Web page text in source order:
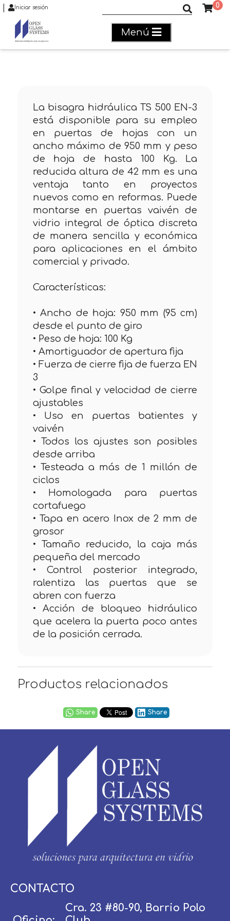
Iniciar sesión 0
Menú
La bisagra hidráulica TS 500 EN-3
está disponible para su empleo
en puertas de hojas con un
ancho máximo de 950 mm y peso
de hoja de hasta 100 Kg. La
reducida altura de 42 mm es una
ventaja tanto en proyectos
nuevos como en reformas. Puede
montarse en puertas vaivén de
vidrio integral de óptica discreta
de manera sencilla y económica
para aplicaciones en el ámbito
comercial y privado.
Características:
• Ancho de hoja: 950 mm (95 cm)
desde el punto de giro
• Peso de hoja: 100 Kg
• Amortiguador de apertura fija
• Fuerza de cierre fija de fuerza EN
3
• Golpe final y velocidad de cierre
ajustables
• Uso en puertas batientes y
vaivén
• Todos los ajustes son posibles
desde arriba
• Testeada a más de 1 millón de
ciclos
• Homologada para puertas
cortafuego
• Tapa en acero Inox de 2 mm de
grosor
• Tamaño reducido, la caja más
pequeña del mercado
• Control posterior integrado,
ralentiza las puertas que se
abren con fuerza
• Acción de bloqueo hidráulico
que acelera la puerta poco antes
de la posición cerrada.
Productos relacionados
Share Share
CONTACTO
Cra. 23 #80-90, Barrio Polo